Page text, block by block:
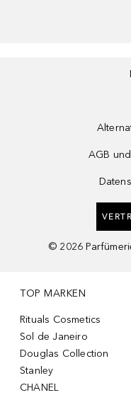
AGB
© 2026
TOP MARKEN
Rituals Cosmetics
Sol de Janeiro
Douglas Collection
Stanley
CHANEL